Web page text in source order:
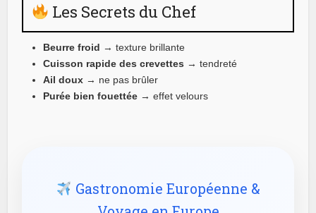
Les Secrets du Chef
Beurre froid → texture brillante
Cuisson rapide des crevettes → tendreté
Ail doux → ne pas brûler
Purée bien fouettée → effet velours
Gastronomie Européenne &